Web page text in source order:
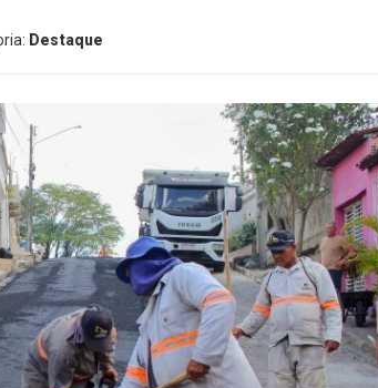
Destaque